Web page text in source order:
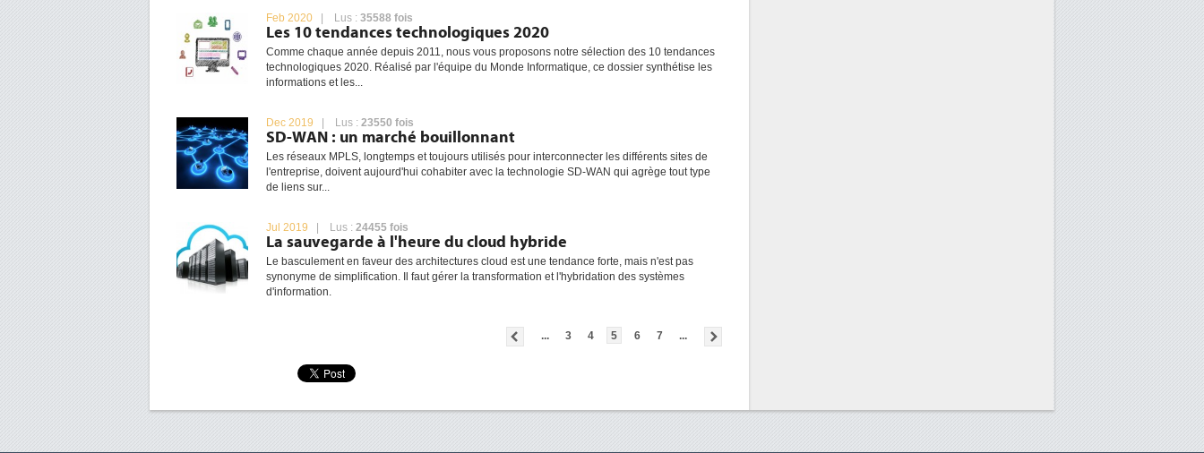
Feb 2020 | Lus : 35588 fois
Les 10 tendances technologiques 2020
Comme chaque année depuis 2011, nous vous proposons notre sélection des 10 tendances
technologiques 2020. Réalisé par l'équipe du Monde Informatique, ce dossier synthétise les
informations et les...
Dec 2019 | Lus : 23550 fois
SD-WAN : un marché bouillonnant
Les réseaux MPLS, longtemps et toujours utilisés pour interconnecter les différents sites de
l'entreprise, doivent aujourd'hui cohabiter avec la technologie SD-WAN qui agrège tout type
de liens sur...
Jul 2019 | Lus : 24455 fois
La sauvegarde à l'heure du cloud hybride
Le basculement en faveur des architectures cloud est une tendance forte, mais n'est pas
synonyme de simplification. Il faut gérer la transformation et l'hybridation des systèmes
d'information.
... 3 4 5 6 7 ...